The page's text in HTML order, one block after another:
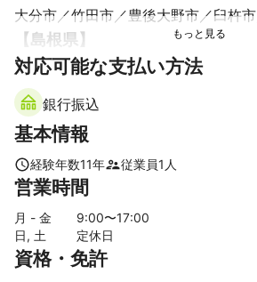
大分市
竹田市 豊後大野市 臼杵市
【島根県】
津和野町 吉賀町 益田市 浜田市
【山口県
下関市 山陽小野田市
防府市
山口市
田布施町
上関町 平生町
周防大島町
【 熊本県】
小国町 南小国町
南関町
阿蘇市
対応可能な支払い方法
銀行振込
基本情報
経験年数11年 従業員1 人
営業時間
月 - 金 9:00〜17:00
日, 土
定休日
資格・免許